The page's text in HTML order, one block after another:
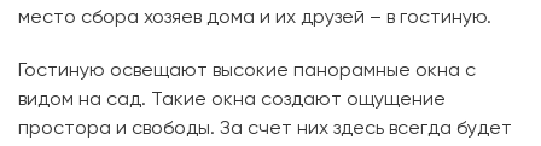
место сбора хозяев дома и их друзей – в гостиную.
Гостиную освещают высокие панорамные окна с
видом на сад. Такие окна создают ощущение
простора и свободы. За счет них здесь всегда будет